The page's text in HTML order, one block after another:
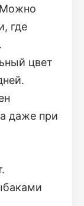
Можно
где
цвет
даже при